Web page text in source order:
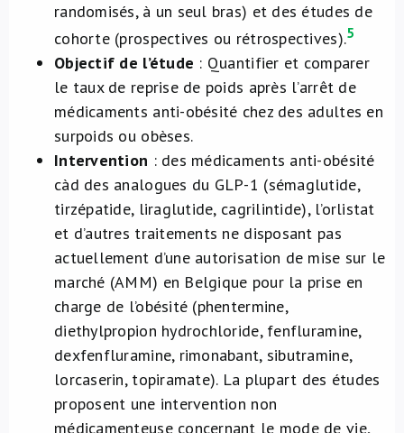
randomisés, à un seul bras) et des études de
cohorte (prospectives ou rétrospectives).5
Objectif de l’étude : Quantifier et comparer
le taux de reprise de poids après l’arrêt de
médicaments anti-obésité chez des adultes en
surpoids ou obèses.
Intervention : des médicaments anti-obésité
càd des analogues du GLP-1 (sémaglutide,
tirzépatide, liraglutide, cagrilintide), l’orlistat
et d’autres traitements ne disposant pas
actuellement d’une autorisation de mise sur le
marché (AMM) en Belgique pour la prise en
charge de l’obésité (phentermine,
diethylpropion hydrochloride, fenfluramine,
dexfenfluramine, rimonabant, sibutramine,
lorcaserin, topiramate). La plupart des études
proposent une intervention non
médicamenteuse concernant le mode de vie,